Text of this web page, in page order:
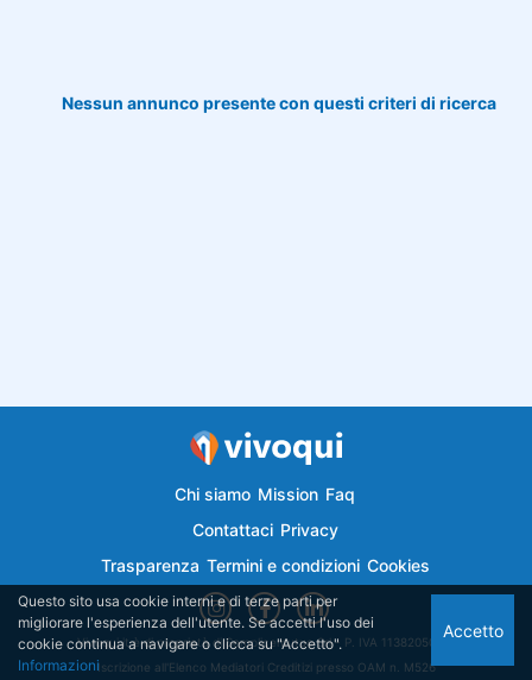
Nessun annunco presente con questi criteri di ricerca
Chi siamo Mission Faq
Contattaci Privacy
Trasparenza Termini e condizioni Cookies
Vivoqui.it è di proprietà di Semplicemutuo Srl - P. IVA 11382050018
Iscrizione all'Elenco Mediatori Creditizi presso OAM n. M526
Questo sito usa cookie interni e di terze parti per
migliorare l'esperienza dell'utente. Se accetti l'uso dei
cookie continua a navigare o clicca su "Accetto".
Informazioni
Accetto